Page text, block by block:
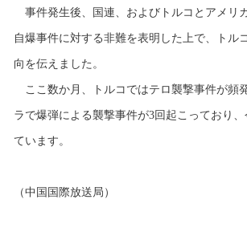
事件発生後、国連、およびトルコとアメリ
自爆事件に対する非難を表明した上で、ト
向を伝えました。
ここ数か月、トルコではテロ襲撃事件が頻
ラで爆弾による襲撃事件が3回起こっており
ています。
（中国国際放送局）